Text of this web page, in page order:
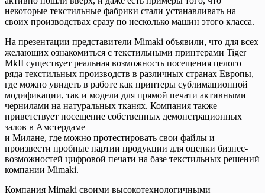
некоторые текстильные фабрики стали устанавливать на
своих производствах сразу по несколько машин этого класса.
На презентации представители Mimaki объявили, что для всех
желающих ознакомиться с текстильными принтерами Tiger
MkII существует реальная возможность посещения целого
ряда текстильных производств в различных странах Европы,
где можно увидеть в работе как принтеры сублимационной
модификации, так и модели для прямой печати активными
чернилами на натуральных тканях. Компания также
приветствует посещение собственных демонстрационных
залов в Амстердаме
и Милане, где можно протестировать свои файлы и
произвести пробные партии продукции для оценки бизнес-
возможностей цифровой печати на базе текстильных решений
компании Mimaki.
Компания Mimaki своими высокотехнологичными